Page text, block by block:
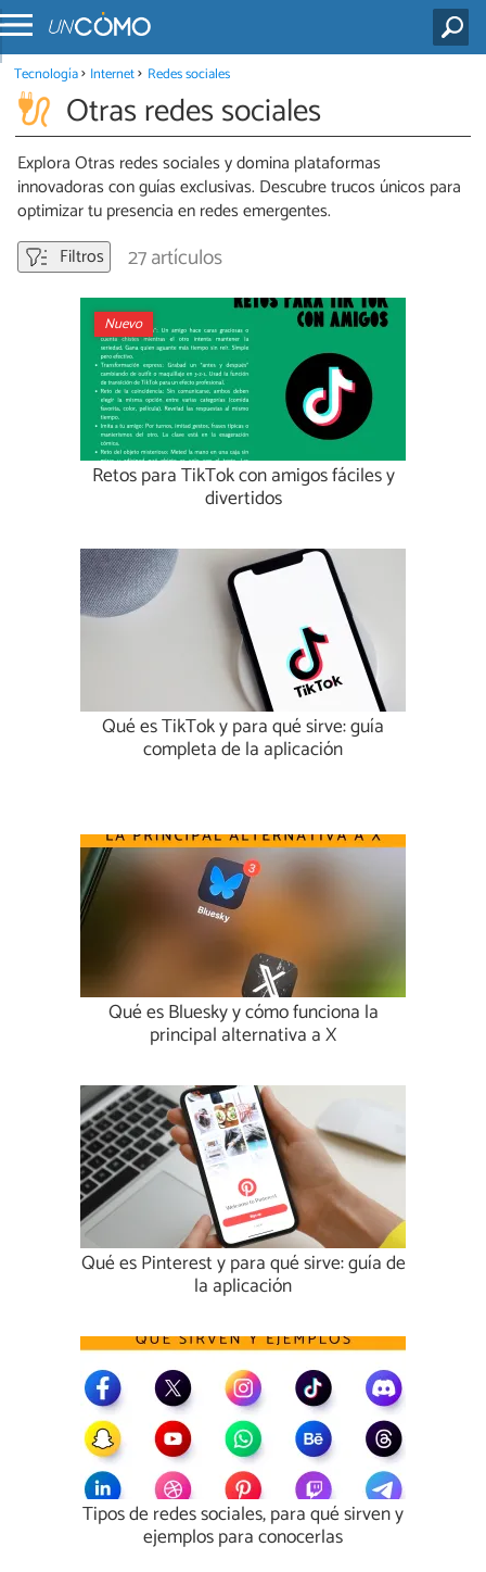
Tecnología Internet Redes sociales
Otras redes sociales
Explora Otras redes sociales y domina plataformas
innovadoras con guías exclusivas. Descubre trucos únicos para
optimizar tu presencia en redes emergentes.
Filtros
27 artículos
Nuevo
Retos para TikTok con amigos fáciles y
divertidos
Qué es TikTok y para qué sirve: guía
completa de la aplicación
Qué es Bluesky y cómo funciona la
principal alternativa a X
Qué es Pinterest y para qué sirve: guía de
la aplicación
Tipos de redes sociales, para qué sirven y
ejemplos para conocerlas